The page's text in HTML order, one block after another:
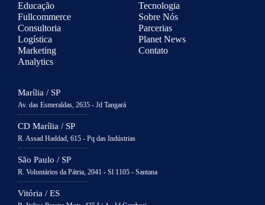
Educação
Fullcommerce
Consultoria
Logística
Marketing
Analytics
Tecnologia
Sobre Nós
Parcerias
Planet News
Contato
Marília / SP
Av. das Esmeraldas, 2635 - Jd Tangará
CD Marília / SP
R. Assad Haddad, 615 - Pq das Indústrias
São Paulo / SP
R. Voluntários da Pátria, 2041 - Sl 1105 - Santana
Vitória / ES